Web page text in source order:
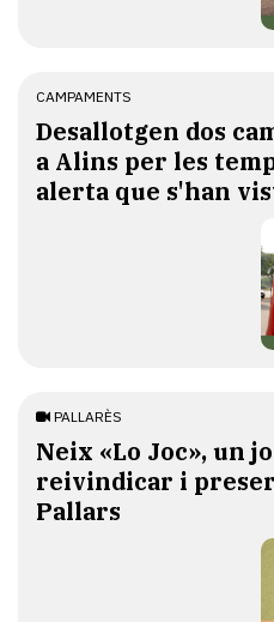
CAMPAMENTS
​Desallotgen dos
a Alins per les
alerta que s'han
PALLARÈS
​Neix «Lo Joc», un
reivindicar i
Pallars